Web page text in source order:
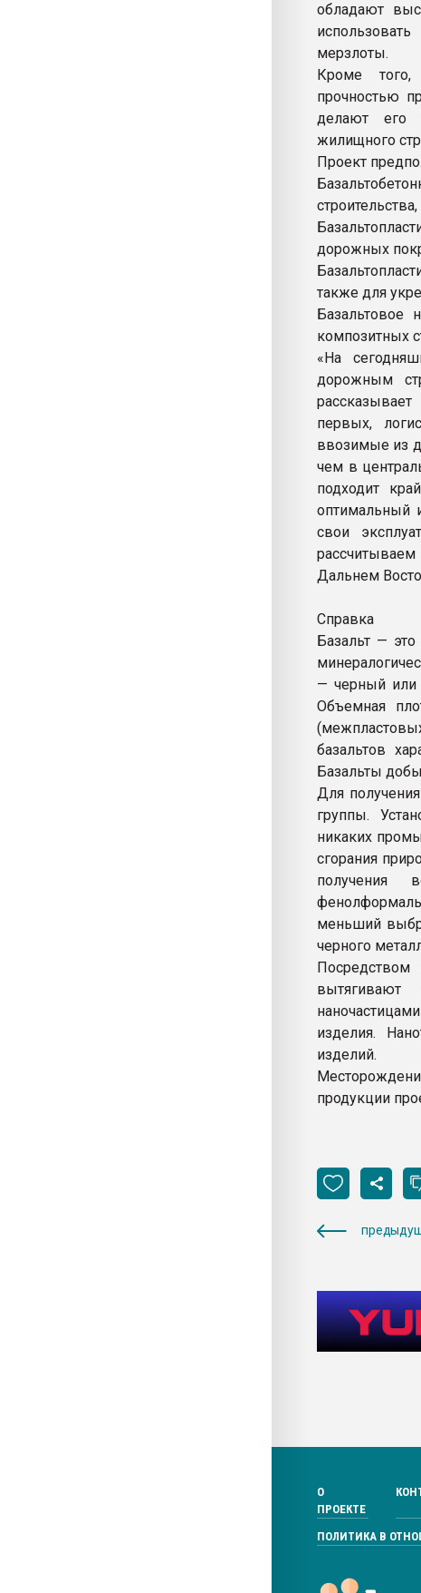
обладают
мерзлоты.
Кроме того,
прочностью
делают его
жилищного
Проект
строительства,
дорожных
также для
Базальтовое
композитных
«На
дорожным
первых,
ввозимые из
чем в
подходит
оптимальный
свои
Дальнем
Справка
Базальт —
— черный или
Объемная
базальтов
Базальты
Для
группы.
никаких
сгорания
получения
меньший
черного
изделия.
изделий.
продукции
О
ПРОЕКТЕ
ПОЛИТИКА В